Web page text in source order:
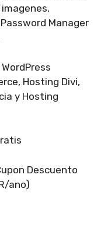
Manager
WordPress
Hosting Divi,
y Hosting
Descuento
ano)